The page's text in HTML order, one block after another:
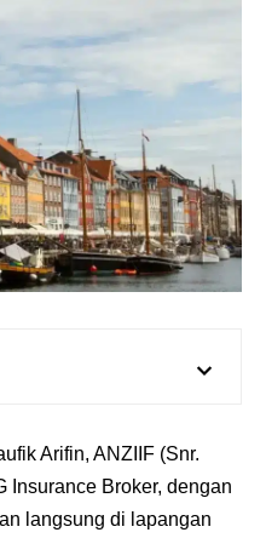
Arifin, ANZIIF (Snr.
Insurance Broker, dengan
langsung di lapangan